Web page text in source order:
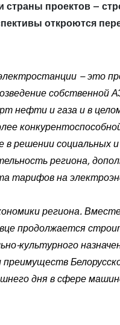
проектов –
откроются
– это
собственной
нефти и газа и в
решении социальных и
региона,
тарифов на
региона.
продолжается
культурного
преимуществ
дня в сфере